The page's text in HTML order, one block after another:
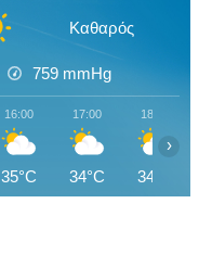
Καθαρός
759 mmHg
16:00
35°C
17:00
34°C
18:00
34°C
›